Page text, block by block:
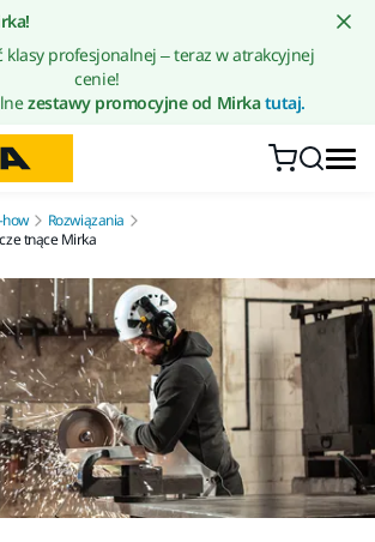
klasy profesjonalnej – teraz w atrakcyjnej
cenie!
zestawy promocyjne od Mirkatutaj.
how
Rozwiązania
tnące Mirka